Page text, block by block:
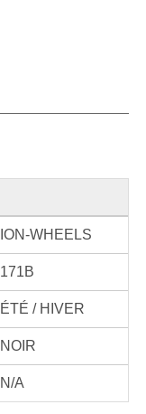
ION-WHEELS
171B
ÉTÉ / HIVER
NOIR
N/A